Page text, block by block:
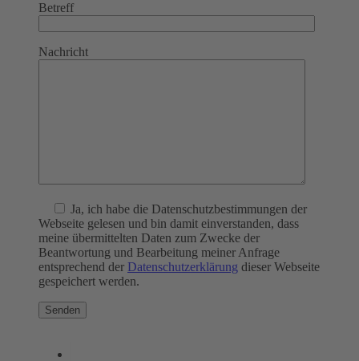
Betreff
Nachricht
Ja, ich habe die Datenschutzbestimmungen der
Webseite gelesen und bin damit einverstanden, dass
meine übermittelten Daten zum Zwecke der
Beantwortung und Bearbeitung meiner Anfrage
entsprechend der Datenschutzerklärung dieser Webseite
gespeichert werden.